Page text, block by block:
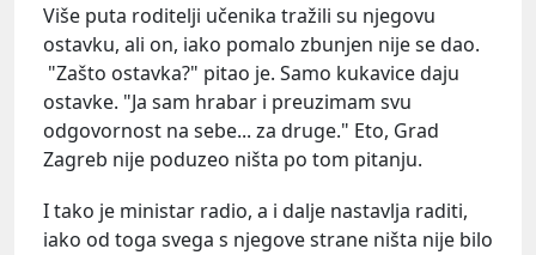
Više puta roditelji učenika tražili su njegovu
ostavku, ali on, iako pomalo zbunjen nije se dao.
"Zašto ostavka?" pitao je. Samo kukavice daju
ostavke. "Ja sam hrabar i preuzimam svu
odgovornost na sebe... za druge." Eto, Grad
Zagreb nije poduzeo ništa po tom pitanju.
I tako je ministar radio, a i dalje nastavlja raditi,
iako od toga svega s njegove strane ništa nije bilo